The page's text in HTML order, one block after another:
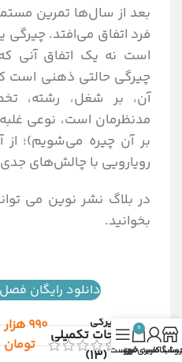
بعد از سال‌ها تمرین
فرد اتفاق می‌افتد.
است نه یک اتفاق آنی
چیرگی حالتی ذهنی است
آن، بر شغل، رشته،
مدنظرمان است، نوعی
بر آن چیره می‌شویم)؛ از
رویارویی با چالش‌های
در بلاگ نشر نوین می
بخوانید.
دانلود رایگان
توضیحات تکمیلی
نظرات (13)
چیرگی ۹۹۰هزار
تومان
کاربری من
0
سبد خریدفهرست